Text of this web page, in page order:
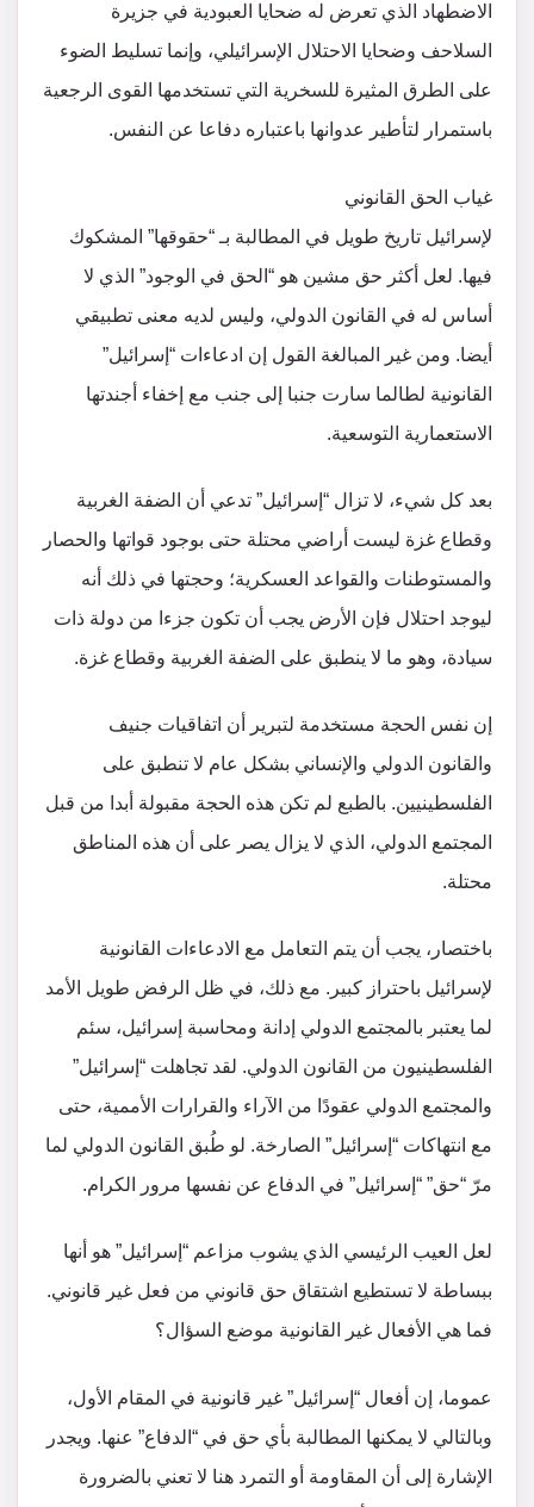
الاضطهاد الذي تعرض له ضحايا العبودية في جزيرة
السلاحف وضحايا الاحتلال الإسرائيلي، وإنما تسليط الضوء
على الطرق المثيرة للسخرية التي تستخدمها القوى الرجعية
باستمرار لتأطير عدوانها باعتباره دفاعا عن النفس.
غياب الحق القانوني
لإسرائيل تاريخ طويل في المطالبة بـ “حقوقها” المشكوك
فيها. لعل أكثر حق مشين هو “الحق في الوجود” الذي لا
أساس له في القانون الدولي، وليس لديه معنى تطبيقي
أيضا. ومن غير المبالغة القول إن ادعاءات “إسرائيل”
القانونية لطالما سارت جنبا إلى جنب مع إخفاء أجندتها
الاستعمارية التوسعية.
بعد كل شيء، لا تزال “إسرائيل” تدعي أن الضفة الغربية
وقطاع غزة ليست أراضي محتلة حتى بوجود قواتها والحصار
والمستوطنات والقواعد العسكرية؛ وحجتها في ذلك أنه
ليوجد احتلال فإن الأرض يجب أن تكون جزءا من دولة ذات
سيادة، وهو ما لا ينطبق على الضفة الغربية وقطاع غزة.
إن نفس الحجة مستخدمة لتبرير أن اتفاقيات جنيف
والقانون الدولي والإنساني بشكل عام لا تنطبق على
الفلسطينيين. بالطبع لم تكن هذه الحجة مقبولة أبدا من قبل
المجتمع الدولي، الذي لا يزال يصر على أن هذه المناطق
محتلة.
باختصار، يجب أن يتم التعامل مع الادعاءات القانونية
لإسرائيل باحتراز كبير. مع ذلك، في ظل الرفض طويل الأمد
لما يعتبر بالمجتمع الدولي إدانة ومحاسبة إسرائيل، سئم
الفلسطينيون من القانون الدولي. لقد تجاهلت “إسرائيل”
والمجتمع الدولي عقودًا من الآراء والقرارات الأممية، حتى
مع انتهاكات “إسرائيل” الصارخة. لو طُبق القانون الدولي لما
مرّ “حق” “إسرائيل” في الدفاع عن نفسها مرور الكرام.
لعل العيب الرئيسي الذي يشوب مزاعم “إسرائيل” هو أنها
ببساطة لا تستطيع اشتقاق حق قانوني من فعل غير قانوني.
فما هي الأفعال غير القانونية موضع السؤال؟
عموما، إن أفعال “إسرائيل” غير قانونية في المقام الأول،
وبالتالي لا يمكنها المطالبة بأي حق في “الدفاع” عنها. ويجدر
الإشارة إلى أن المقاومة أو التمرد هنا لا تعني بالضرورة